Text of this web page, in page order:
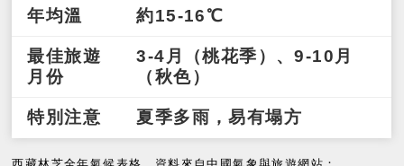
年均溫 約15-16℃
最佳旅遊
月份
3-4月（桃花季）、9-10月
（秋色）
特別注意 夏季多雨，易有塌方